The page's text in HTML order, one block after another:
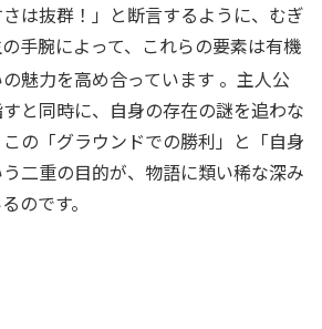
は抜群！」と断言するように、むぎ
手腕によって、これらの要素は有機
魅力を高め合っています 。主人公
と同時に、自身の存在の謎を追わな
の「グラウンドでの勝利」と「自身
二重の目的が、物語に類い稀な深み
のです。